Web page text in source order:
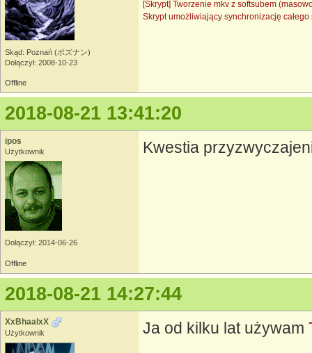
Skąd: Poznań (ポズナン)
Dołączył: 2008-10-23
[Skrypt] Tworzenie mkv z softsubem
Skrypt umożliwiający synchronizację
Offline
2018-08-21 13:41:20
ipos
Użytkownik
Dołączył: 2014-06-26
Kwestia
Offline
2018-08-21 14:27:44
XxBhaalxX
Użytkownik Ja od kilku lat używam